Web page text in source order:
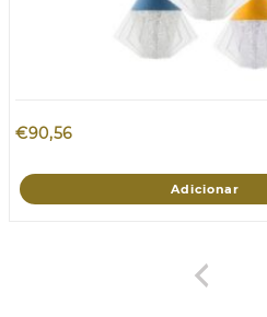
€90,56
Adicionar